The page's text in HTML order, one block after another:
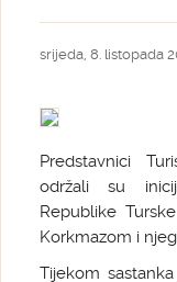
srijeda, 8. listopada
Predstavnici
održali su
Republike
Korkmazom i
Tijekom